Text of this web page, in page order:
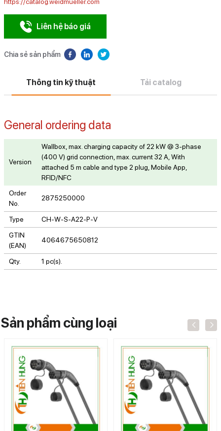
Liên hệ báo giá
Chia sẻ sản phẩm
Thông tin kỹ thuật Tải catalog
General ordering data
Version
Wallbox, max. charging capacity of 22 kW @ 3-phase
(400 V) grid connection, max. current 32 A, With
attached 5 m cable and type 2 plug, Mobile App,
RFID/NFC
Order
No.
2875250000
Type
CH-W-S-A22-P-V
GTIN
(EAN)
4064675650812
Qty. 1 pc(s).
Sản phẩm cùng loại